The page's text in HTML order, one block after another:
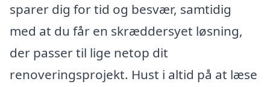
sparer dig for tid og besvær, samtidig
med at du får en skræddersyet løsning,
der passer til lige netop dit
renoveringsprojekt. Hust i altid på at læse